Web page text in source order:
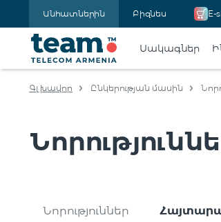
Անհատներին Բիզնես E-
Սակագներ
Գլխավոր Ընկերության մասին
Նորություններ